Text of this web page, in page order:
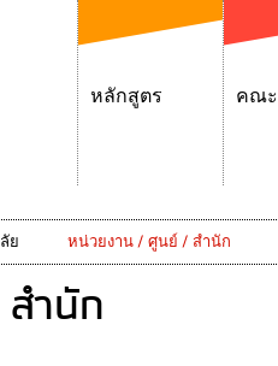
หลักสูตร คณะ
ย หน่วยงาน / ศูนย์ / สำนัก
ำนัก